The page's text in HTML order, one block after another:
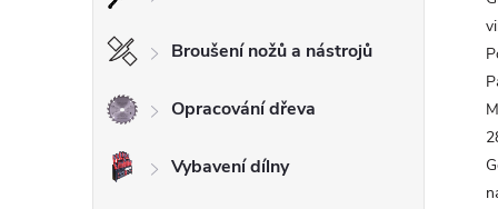
Broušení nožů a nástrojů
Opracování dřeva
Vybavení dílny